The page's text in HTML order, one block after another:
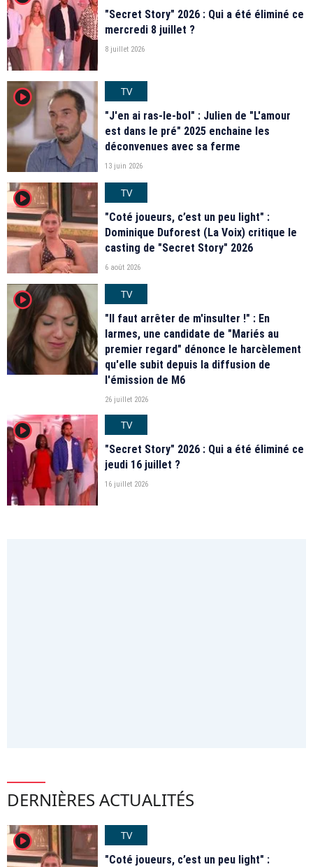
"Secret Story" 2026 : Qui a été éliminé ce
mercredi 8 juillet ?
8 juillet 2026
player2
TV
"J'en ai ras-le-bol" : Julien de "L'amour
est dans le pré" 2025 enchaine les
déconvenues avec sa ferme
13 juin 2026
player2
TV
"Coté joueurs, c’est un peu light" :
Dominique Duforest (La Voix) critique le
casting de "Secret Story" 2026
6 août 2026
player2
TV
"Il faut arrêter de m'insulter !" : En
larmes, une candidate de "Mariés au
premier regard" dénonce le harcèlement
qu'elle subit depuis la diffusion de
l'émission de M6
26 juillet 2026
player2
TV
"Secret Story" 2026 : Qui a été éliminé ce
jeudi 16 juillet ?
16 juillet 2026
DERNIÈRES ACTUALITÉS
player2
TV
"Coté joueurs, c’est un peu light" :